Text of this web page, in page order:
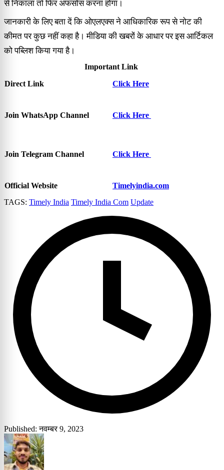
से निकाला तो फिर अफसोस करना होगा।
जानकारी के लिए बता दें कि ओएलएक्स ने आधिकारिक रूप से नोट की
कीमत पर कुछ नहीं कहा है। मीडिया की खबरों के आधार पर इस आर्टिकल
को पब्लिश किया गया है।
Important Link
Direct Link
Click Here
Join WhatsApp Channel Click Here
Join Telegram Channel Click Here
Official Website
Timelyindia.com
TAGS: Timely India Timely India Com Update
Published: नवम्बर 9, 2023